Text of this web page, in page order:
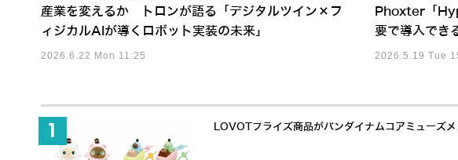
産業を変えるか トロンが語る「デジタルツイン×フ
ィジカルAIが導くロボット実装の未来」
2026.6.22 Mon 11:25
Phoxter「
要で導入でき
2026.5.19 Tue
LOVOTプライズ商品がバンダイナムコアミューズ